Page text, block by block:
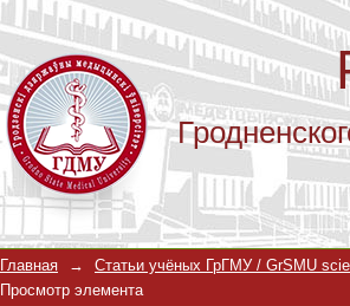
Эпидемиологические и
инфицированных
Главная → Статьи учёных ГрГМУ / GrSMU
Просмотр элемента